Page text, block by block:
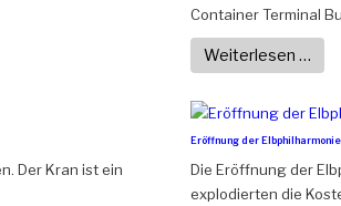
Container Terminal
Weiterlesen …
Der Kran ist ein
Eröffnung der
Die Eröffnung der
explodierten die